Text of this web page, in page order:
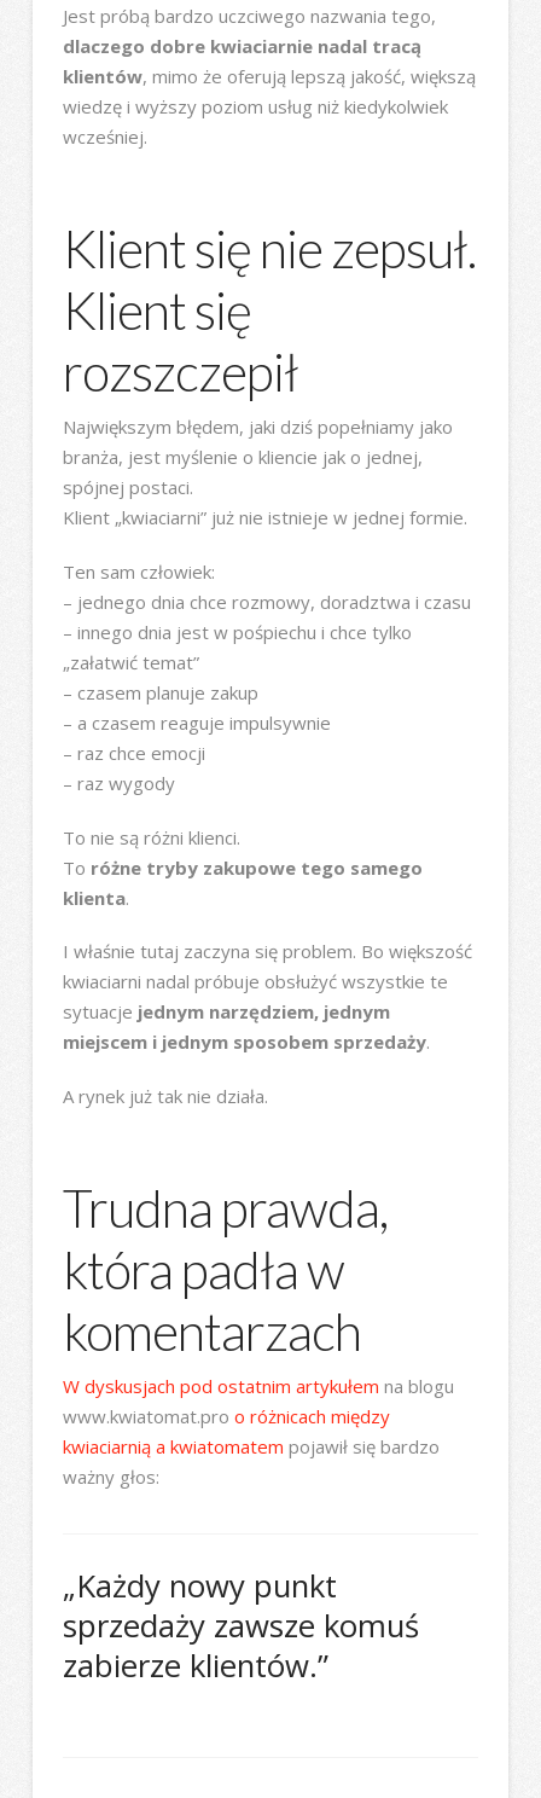
Jest próbą bardzo uczciwego nazwania tego,
dlaczego dobre kwiaciarnie nadal tracą
klientów, mimo że oferują lepszą jakość, większą
wiedzę i wyższy poziom usług niż kiedykolwiek
wcześniej.
Klient się nie zepsuł.
Klient się
rozszczepił
Największym błędem, jaki dziś popełniamy jako
branża, jest myślenie o kliencie jak o jednej,
spójnej postaci.
Klient „kwiaciarni” już nie istnieje w jednej formie.
Ten sam człowiek:
– jednego dnia chce rozmowy, doradztwa i czasu
– innego dnia jest w pośpiechu i chce tylko
„załatwić temat”
– czasem planuje zakup
– a czasem reaguje impulsywnie
– raz chce emocji
– raz wygody
To nie są różni klienci.
To różne tryby zakupowe tego samego
klienta.
I właśnie tutaj zaczyna się problem. Bo większość
kwiaciarni nadal próbuje obsłużyć wszystkie te
sytuacje jednym narzędziem, jednym
miejscem i jednym sposobem sprzedaży.
A rynek już tak nie działa.
Trudna prawda,
która padła w
komentarzach
W dyskusjach pod ostatnim artykułem na blogu
www.kwiatomat.pro o różnicach między
kwiaciarnią a kwiatomatem pojawił się bardzo
ważny głos:
„Każdy nowy punkt
sprzedaży zawsze komuś
zabierze klientów.”